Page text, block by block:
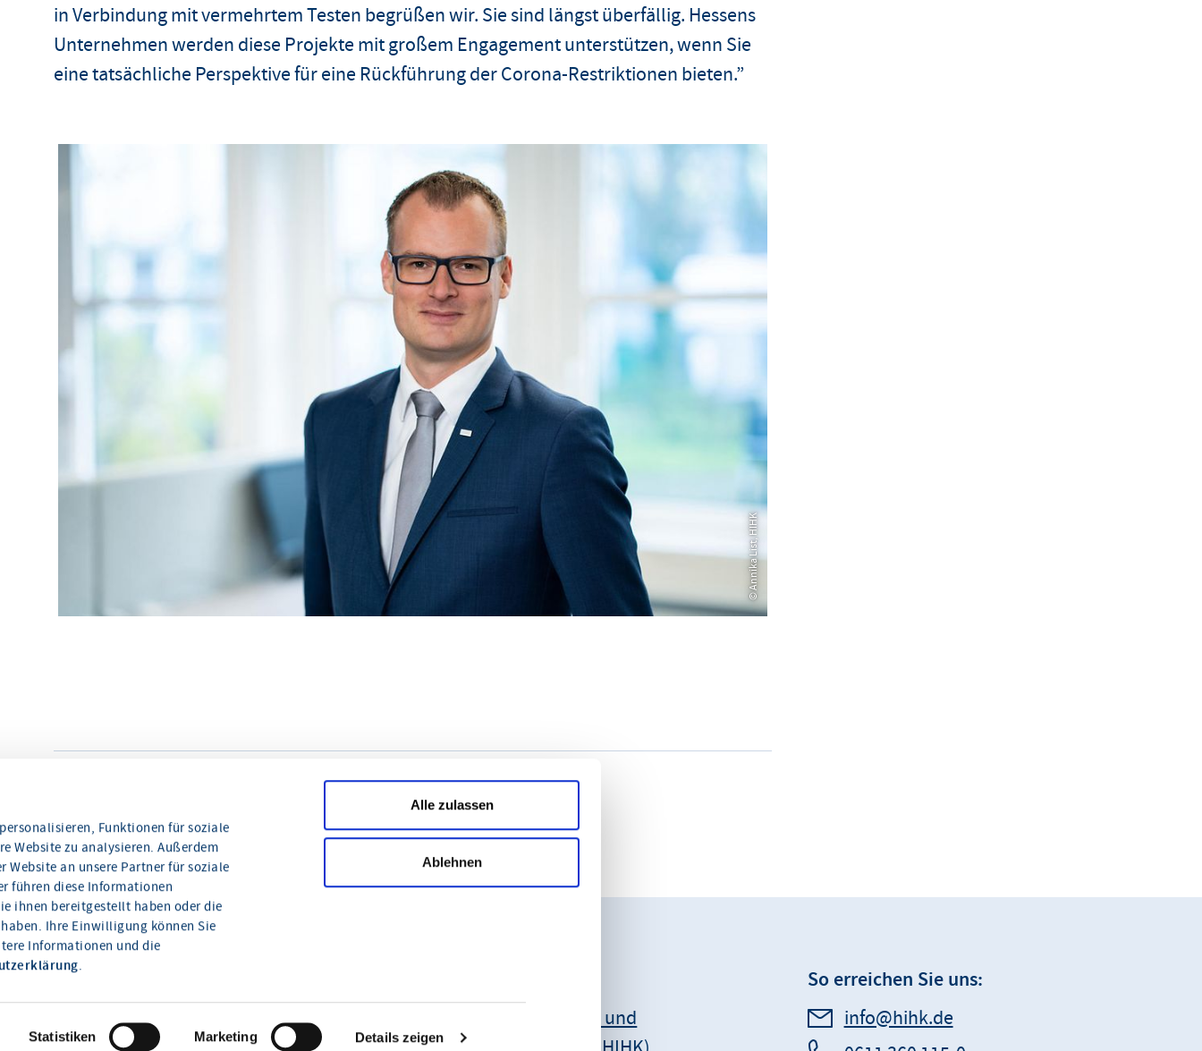
Funktionen für soziale
Website zu analysieren. Außerdem
an unsere Partner für soziale
führen diese Informationen
ihnen bereitgestellt haben oder die
Ihre Einwilligung können Sie
Informationen und die
.
Statistiken Marketing Details zeigen
Alle zulassen
Ablehnen
in Verbindung mit vermehrtem Testen begrüßen wir. Sie sind längst überfällig. Hessens
Unternehmen werden diese Projekte mit großem Engagement unterstützen, wenn Sie
eine tatsächliche Perspektive für eine Rückführung der Corona-Restriktionen bieten.”
© Annika List, HIHK
Wie können wir Ihnen
helfen?
Hessischer Industrie- und
So erreichen Sie uns:
info@hihk.de